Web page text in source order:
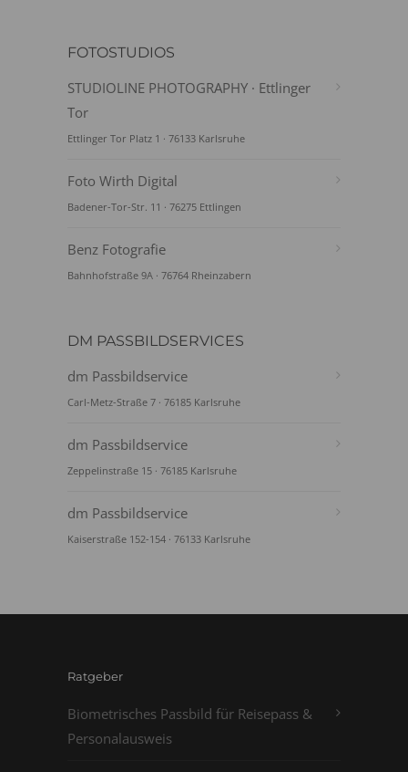
FOTOSTUDIOS
STUDIOLINE PHOTOGRAPHY · Ettlinger
Tor
Ettlinger Tor Platz 1 · 76133 Karlsruhe
Foto Wirth Digital
Badener-Tor-Str. 11 · 76275 Ettlingen
Benz Fotografie
Bahnhofstraße 9A · 76764 Rheinzabern
DM PASSBILDSERVICES
dm Passbildservice
Carl-Metz-Straße 7 · 76185 Karlsruhe
dm Passbildservice
Zeppelinstraße 15 · 76185 Karlsruhe
dm Passbildservice
Kaiserstraße 152-154 · 76133 Karlsruhe
Ratgeber
Biometrisches Passbild für Reisepass &
Personalausweis